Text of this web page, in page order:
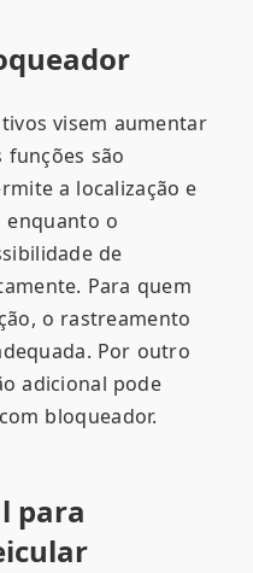
visem aumentar
funções são
a localização e
o
de
Para quem
o rastreamento
Por outro
adicional pode
bloqueador.
para